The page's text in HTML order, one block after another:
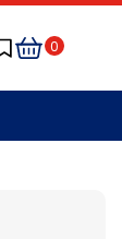
0
Meu
Carrinho